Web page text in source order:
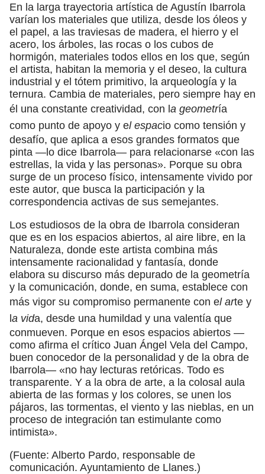
En la larga trayectoria artística de Agustín Ibarrola
varían los materiales que utiliza, desde los óleos y
el papel, a las traviesas de madera, el hierro y el
acero, los árboles, las rocas o los cubos de
hormigón, materiales todos ellos en los que, según
el artista, habitan la memoria y el deseo, la cultura
industrial y el tótem primitivo, la arqueología y la
ternura. Cambia de materiales, pero siempre hay en
él una constante creatividad, con la geometría
como punto de apoyo y el espacio como tensión y
desafío, que aplica a esos grandes formatos que
pinta —lo dice Ibarrola— para relacionarse «con las
estrellas, la vida y las personas». Porque su obra
surge de un proceso físico, intensamente vivido por
este autor, que busca la participación y la
correspondencia activas de sus semejantes.
Los estudiosos de la obra de Ibarrola consideran
que es en los espacios abiertos, al aire libre, en la
Naturaleza, donde este artista combina más
intensamente racionalidad y fantasía, donde
elabora su discurso más depurado de la geometría
y la comunicación, donde, en suma, establece con
más vigor su compromiso permanente con el arte y
la vida, desde una humildad y una valentía que
conmueven. Porque en esos espacios abiertos —
como afirma el crítico Juan Ángel Vela del Campo,
buen conocedor de la personalidad y de la obra de
Ibarrola— «no hay lecturas retóricas. Todo es
transparente. Y a la obra de arte, a la colosal aula
abierta de las formas y los colores, se unen los
pájaros, las tormentas, el viento y las nieblas, en un
proceso de integración tan estimulante como
intimista».
(Fuente: Alberto Pardo, responsable de
comunicación. Ayuntamiento de Llanes.)